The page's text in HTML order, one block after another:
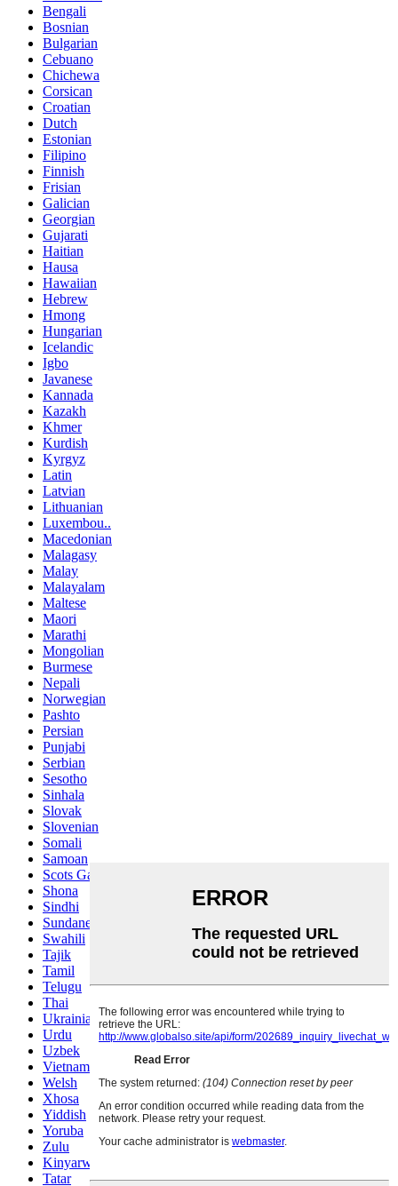
Bengali
Bosnian
Bulgarian
Cebuano
Chichewa
Corsican
Croatian
Dutch
Estonian
Filipino
Finnish
Frisian
Galician
Georgian
Gujarati
Haitian
Hausa
Hawaiian
Hebrew
Hmong
Hungarian
Icelandic
Igbo
Javanese
Kannada
Kazakh
Khmer
Kurdish
Kyrgyz
Latin
Latvian
Lithuanian
Luxembou..
Macedonian
Malagasy
Malay
Malayalam
Maltese
Maori
Marathi
Mongolian
Burmese
Nepali
Norwegian
Pashto
Persian
Punjabi
Serbian
Sesotho
Sinhala
Slovak
Slovenian
Somali
Samoan
Scots Gaelic
Shona
Sindhi
Sundanese
Swahili
Tajik
Tamil
Telugu
Thai
Ukrainian
Urdu
Uzbek
Vietnamese
Welsh
Xhosa
Yiddish
Yoruba
Zulu
Kinyarwanda
Tatar